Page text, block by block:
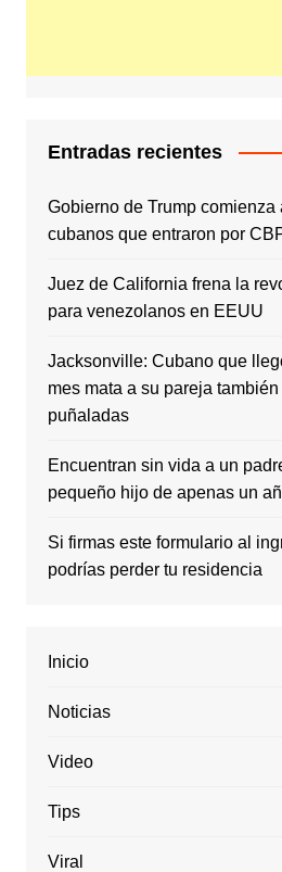
Entradas recientes
Gobierno de Trump comienza
cubanos que entraron por
Juez de California frena la
para venezolanos en EEUU
Jacksonville: Cubano que
mes mata a su pareja
puñaladas
Encuentran sin vida a un
pequeño hijo de apenas un
Si firmas este formulario al
podrías perder tu residencia
Inicio
Noticias
Video
Tips
Viral